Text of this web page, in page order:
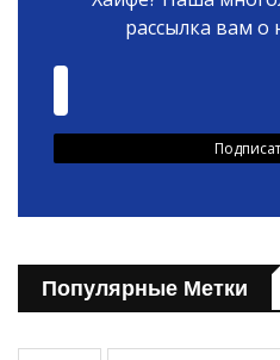
рассылка вам о
Популярные Метки